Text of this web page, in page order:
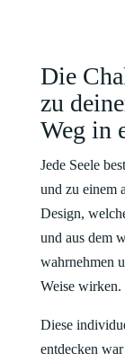
Die
zu
Weg in
Jede Seele
und zu einem
Design,
und aus dem
wahrnehmen
Weise wirken.
Diese
entdecken